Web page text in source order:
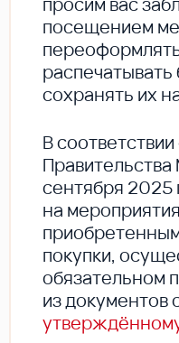
посещением
распечатывать
сохранять их
В
сентября
на
покупки,
обязательном
из документов